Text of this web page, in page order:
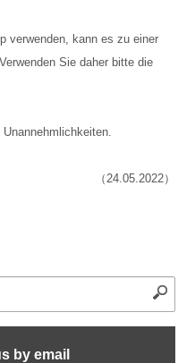
verwenden, kann es zu einer
Sie daher bitte die
（24.05.2022）
by email